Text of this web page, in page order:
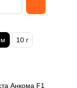
10 г